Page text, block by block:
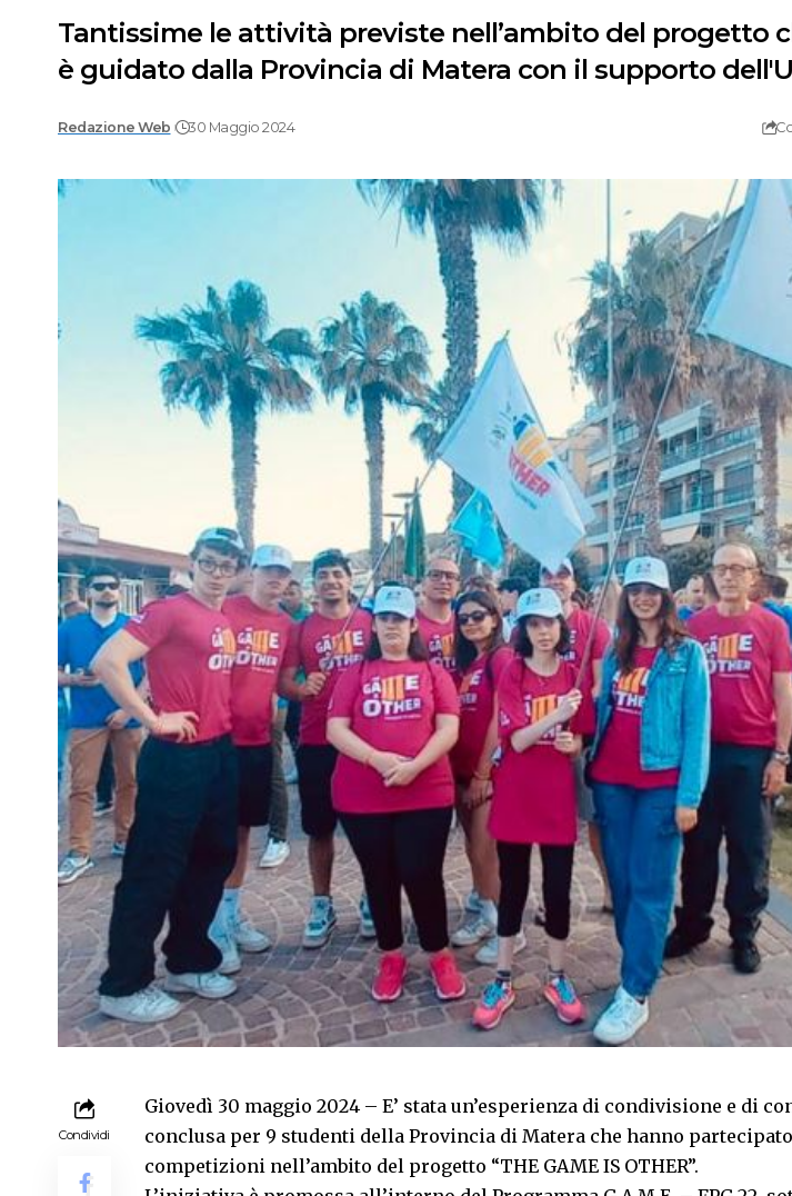
Tantissime le attività previste nell’ambito del progetto
è guidato dalla Provincia di Matera con il supporto
Redazione Web 30 Maggio 2024
Condividi
Giovedì 30 maggio 2024 – E’ stata un’esperienza di condivisione e di
conclusa per 9 studenti della Provincia di Matera che hanno
competizioni nell’ambito del progetto “THE GAME IS OTHER”.